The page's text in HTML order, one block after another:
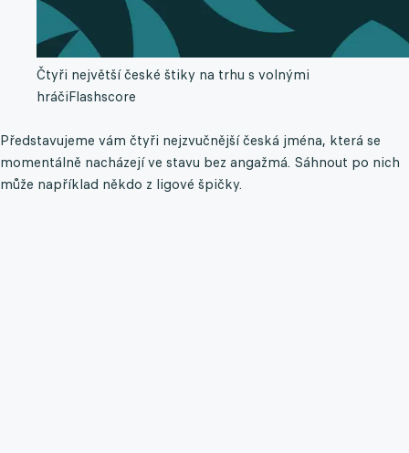
Čtyři největší české štiky na trhu s volnými
hráčiFlashscore
Představujeme vám čtyři nejzvučnější česká jména, která se
momentálně nacházejí ve stavu bez angažmá. Sáhnout po nich
může například někdo z ligové špičky.